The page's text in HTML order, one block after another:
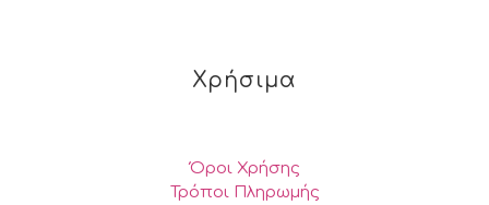
Χρήσιμα
Όροι Χρήσης
Τρόποι Πληρωμής